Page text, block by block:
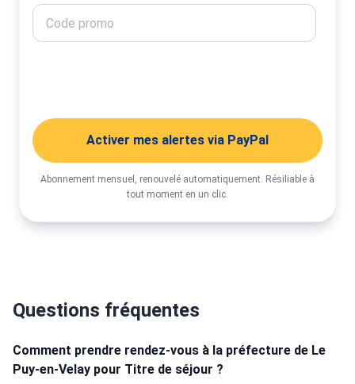
Activer mes alertes via PayPal
Abonnement mensuel, renouvelé automatiquement. Résiliable à
tout moment en un clic.
Questions fréquentes
Comment prendre rendez-vous à la préfecture de Le
Puy-en-Velay pour Titre de séjour ?